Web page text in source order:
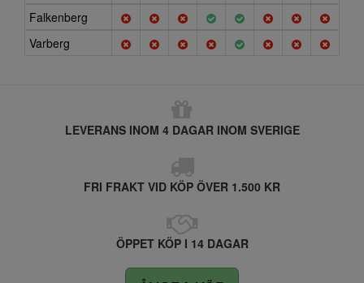
Falkenberg
Varberg
LEVERANS INOM 4 DAGAR INOM SVERIGE
FRI FRAKT VID KÖP ÖVER 1.500 KR
ÖPPET KÖP I 14 DAGAR